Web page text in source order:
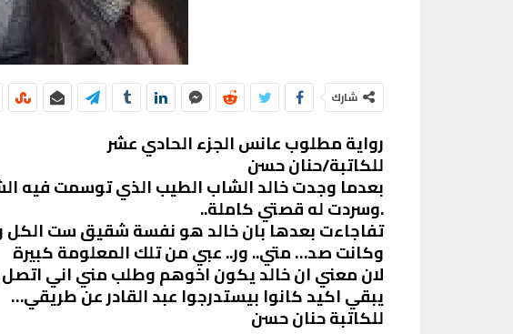
شارك
رواية مطلوب عانس الجزء الحادي عشر
للكاتبة/حنان حسن
بعدما وجدت خالد الشاب الطيب الذي توسمت فيه
.وسردت له قصتي كاملة..
تفاجاءت بعدها بان خالد هو نفسة شقيق ست الكل
وكانت صد… متي.. ور.. عبي من تلك المعلومة كبيرة
لان معني ان خالد يكون اخوهم وطلب مني اني اتصل
يبقي اكيد كانوا بيستدرجوا عبد القادر عن طريقي…
للكاتبة حنان حسن